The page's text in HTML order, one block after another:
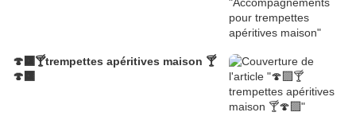
🍄‍🟫🍸trempettes apéritives maison 🍸
🍄‍🟫